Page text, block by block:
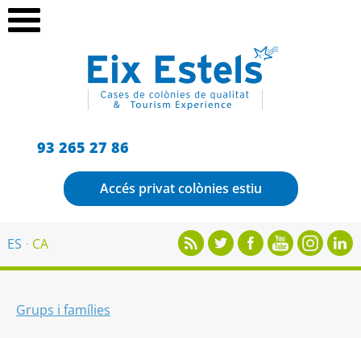
93 265 27 86
Accés privat colònies estiu
ES CA
Grups i famílies